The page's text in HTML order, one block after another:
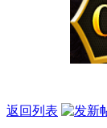
返回列表